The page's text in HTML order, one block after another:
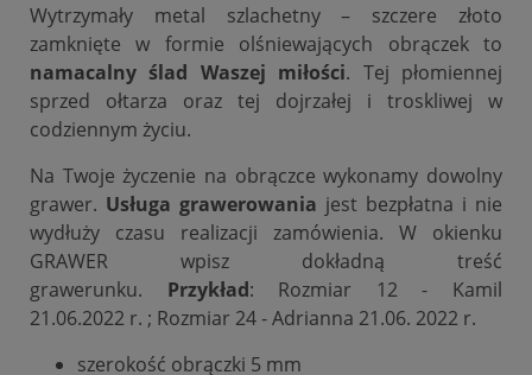
Wytrzymały metal szlachetny – szczere złoto
zamknięte w formie olśniewających obrączek to
namacalny ślad Waszej miłości. Tej płomiennej
sprzed ołtarza oraz tej dojrzałej i troskliwej w
codziennym życiu.
Na Twoje życzenie na obrączce wykonamy dowolny
grawer. Usługa grawerowania jest bezpłatna i nie
wydłuży czasu realizacji zamówienia. W okienku
GRAWER wpisz dokładną treść
grawerunku.
Przykład: Rozmiar 12 - Kamil
21.06.2022 r. ; Rozmiar 24 - Adrianna 21.06. 2022 r.
szerokość obrączki 5 mm